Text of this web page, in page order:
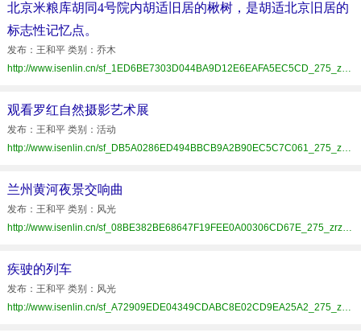
北京米粮库胡同4号院内胡适旧居的楸树，是胡适北京旧居的
标志性记忆点。
发布：王和平 类别：乔木
http://www.isenlin.cn/sf_1ED6BE7303D044BA9D12E6EAFA5EC5CD_275_zrzz.html
观看罗红自然摄影艺术展
发布：王和平 类别：活动
http://www.isenlin.cn/sf_DB5A0286ED494BBCB9A2B90EC5C7C061_275_zrzz.html
兰州黄河夜景交响曲
发布：王和平 类别：风光
http://www.isenlin.cn/sf_08BE382BE68647F19FEE0A00306CD67E_275_zrzz.html
疾驶的列车
发布：王和平 类别：风光
http://www.isenlin.cn/sf_A72909EDE04349CDABC8E02CD9EA25A2_275_zrzz.html